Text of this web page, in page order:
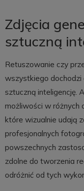
Zdjęcia
sztuczną
Retuszowanie czy
wszystkiego
sztuczną inteligencję.
możliwości w różnych
które wizualnie udają
profesjonalnych
powszechnych
zdolne do tworzenia
odróżnić od tych